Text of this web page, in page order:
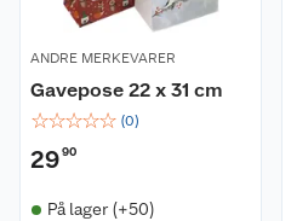
ANDRE MERKEVARER
Gavepose 22 x 31 cm
☆☆☆☆☆ (0)
2990
På lager (+50)